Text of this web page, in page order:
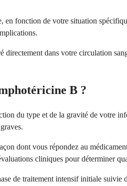
fonction de votre situation
dans votre circulation
B ?
du type et de la gravité de votre
dont vous répondez au
cliniques pour déterminer
de traitement intensif initiale